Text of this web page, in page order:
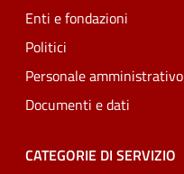
Enti e fondazioni
Politici
Personale amministrativo
Documenti e dati
CATEGORIE DI SERVIZIO